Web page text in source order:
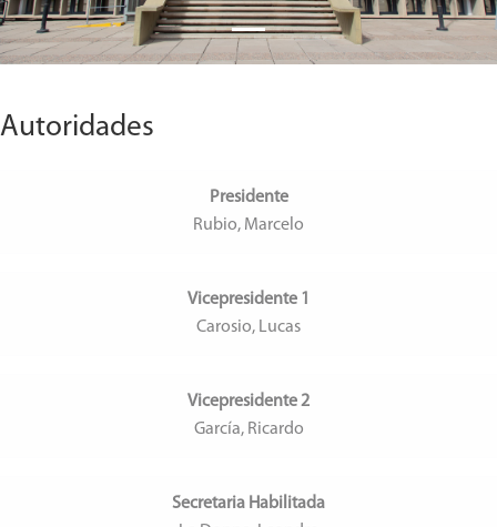
Autoridades
Presidente
Rubio, Marcelo
Vicepresidente 1
Carosio, Lucas
Vicepresidente 2
García, Ricardo
Secretaria Habilitada